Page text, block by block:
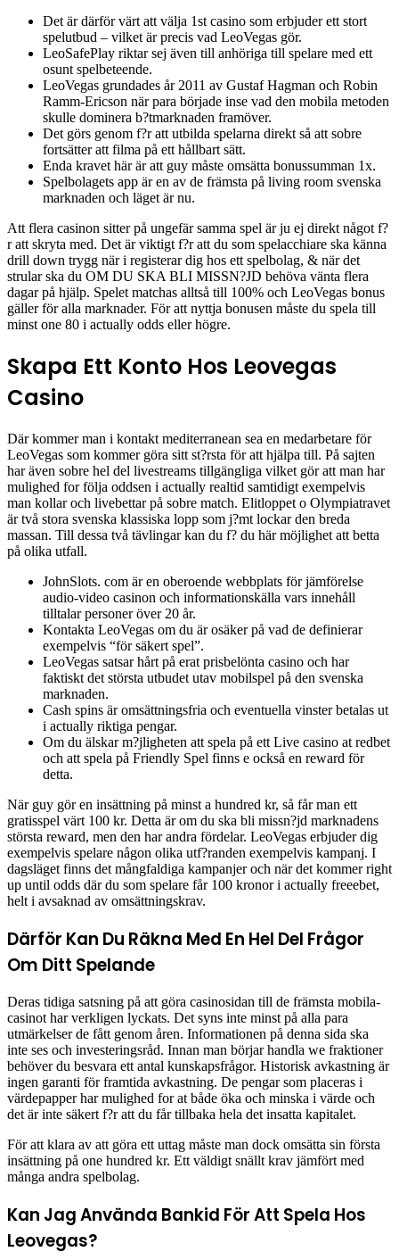
Det är därför värt att välja 1st casino som erbjuder ett stort
spelutbud – vilket är precis vad LeoVegas gör.
LeoSafePlay riktar sej även till anhöriga till spelare med ett
osunt spelbeteende.
LeoVegas grundades år 2011 av Gustaf Hagman och Robin
Ramm-Ericson när para började inse vad den mobila metoden
skulle dominera b?tmarknaden framöver.
Det görs genom f?r att utbilda spelarna direkt så att sobre
fortsätter att filma på ett hållbart sätt.
Enda kravet här är att guy måste omsätta bonussumman 1x.
Spelbolagets app är en av de främsta på living room svenska
marknaden och läget är nu.
Att flera casinon sitter på ungefär samma spel är ju ej direkt något f?
r att skryta med. Det är viktigt f?r att du som spelacchiare ska känna
drill down trygg när i registerar dig hos ett spelbolag, & när det
strular ska du OM DU SKA BLI MISSN?JD behöva vänta flera
dagar på hjälp. Spelet matchas alltså till 100% och LeoVegas bonus
gäller för alla marknader. För att nyttja bonusen måste du spela till
minst one 80 i actually odds eller högre.
Skapa Ett Konto Hos Leovegas
Casino
Där kommer man i kontakt mediterranean sea en medarbetare för
LeoVegas som kommer göra sitt st?rsta för att hjälpa till. På sajten
har även sobre hel del livestreams tillgängliga vilket gör att man har
mulighed for följa oddsen i actually realtid samtidigt exempelvis
man kollar och livebettar på sobre match. Elitloppet o Olympiatravet
är två stora svenska klassiska lopp som j?mt lockar den breda
massan. Till dessa två tävlingar kan du f? du här möjlighet att betta
på olika utfall.
JohnSlots. com är en oberoende webbplats för jämförelse
audio-video casinon och informationskälla vars innehåll
tilltalar personer över 20 år.
Kontakta LeoVegas om du är osäker på vad de definierar
exempelvis “för säkert spel”.
LeoVegas satsar hårt på erat prisbelönta casino och har
faktiskt det största utbudet utav mobilspel på den svenska
marknaden.
Cash spins är omsättningsfria och eventuella vinster betalas ut
i actually riktiga pengar.
Om du älskar m?jligheten att spela på ett Live casino at redbet
och att spela på Friendly Spel finns e också en reward för
detta.
När guy gör en insättning på minst a hundred kr, så får man ett
gratisspel värt 100 kr. Detta är om du ska bli missn?jd marknadens
största reward, men den har andra fördelar. LeoVegas erbjuder dig
exempelvis spelare någon olika utf?randen exempelvis kampanj. I
dagsläget finns det mångfaldiga kampanjer och när det kommer right
up until odds där du som spelare får 100 kronor i actually freeebet,
helt i avsaknad av omsättningskrav.
Därför Kan Du Räkna Med En Hel Del Frågor
Om Ditt Spelande
Deras tidiga satsning på att göra casinosidan till de främsta mobila-
casinot har verkligen lyckats. Det syns inte minst på alla para
utmärkelser de fått genom åren. Informationen på denna sida ska
inte ses och investeringsråd. Innan man börjar handla we fraktioner
behöver du besvara ett antal kunskapsfrågor. Historisk avkastning är
ingen garanti för framtida avkastning. De pengar som placeras i
värdepapper har mulighed for at både öka och minska i värde och
det är inte säkert f?r att du får tillbaka hela det insatta kapitalet.
För att klara av att göra ett uttag måste man dock omsätta sin första
insättning på one hundred kr. Ett väldigt snällt krav jämfört med
många andra spelbolag.
Kan Jag Använda Bankid För Att Spela Hos
Leovegas?